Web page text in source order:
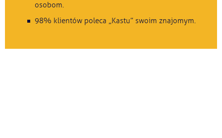
osobom.
98% klientów poleca „Kastu” swoim znajomym.